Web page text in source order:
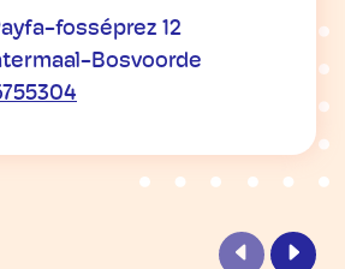
fosséprez 12
Bosvoorde
Vorige